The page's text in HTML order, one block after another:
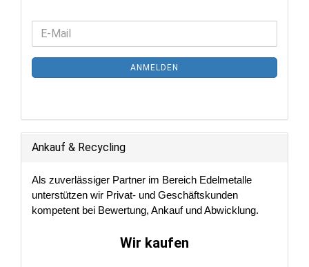
WEITER
NEWSLETTER-
ANMELDUNG
E-
Mail
ANMELDEN
Ankauf & Recycling
Als zuverlässiger Partner im Bereich Edelmetalle
unterstützen wir Privat- und Geschäftskunden
kompetent bei Bewertung, Ankauf und Abwicklung.
Wir kaufen